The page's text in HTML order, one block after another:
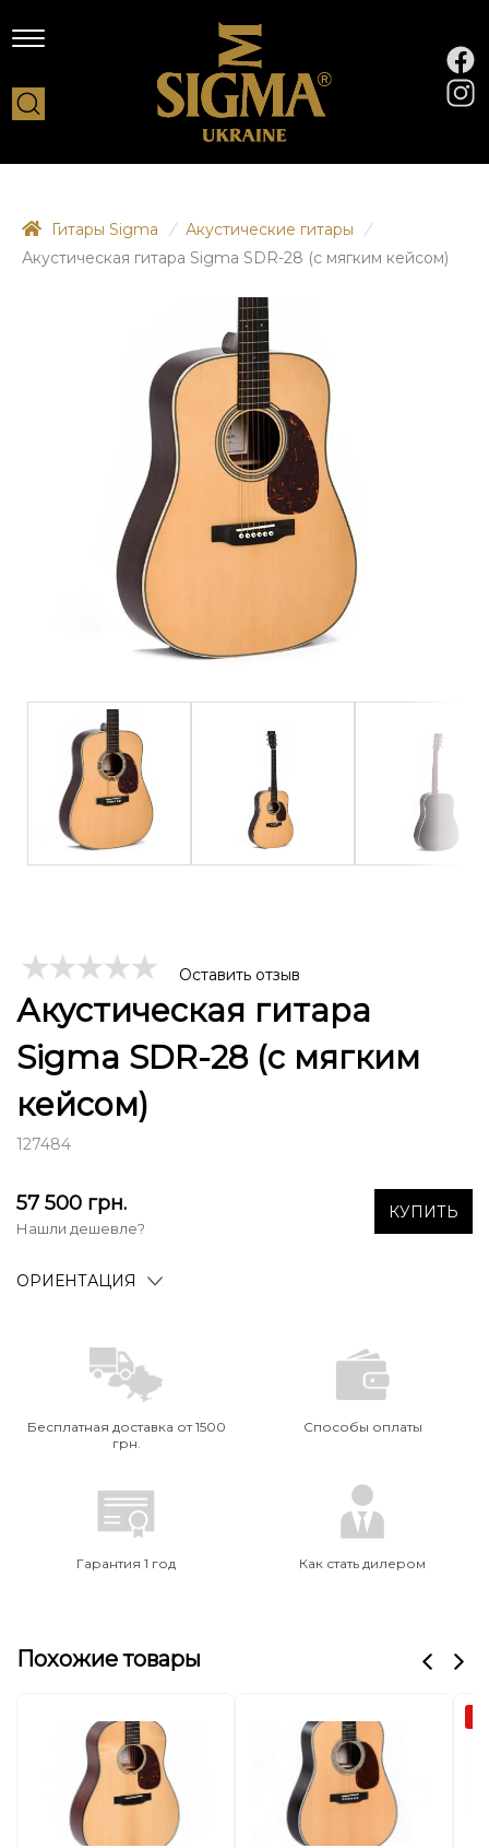
Гитары Sigma / Акустические гитары
/
Акустическая гитара Sigma SDR-28 (с мягким кейсом)
Оставить отзыв
Акустическая гитара
Sigma SDR-28 (с мягким
кейсом)
127484
57 500 грн.
Нашли дешевле?
КУПИТЬ
ОРИЕНТАЦИЯ
Бесплатная доставка от 1500
грн.
Способы оплаты
Гарантия 1 год Как стать дилером
Похожие товары